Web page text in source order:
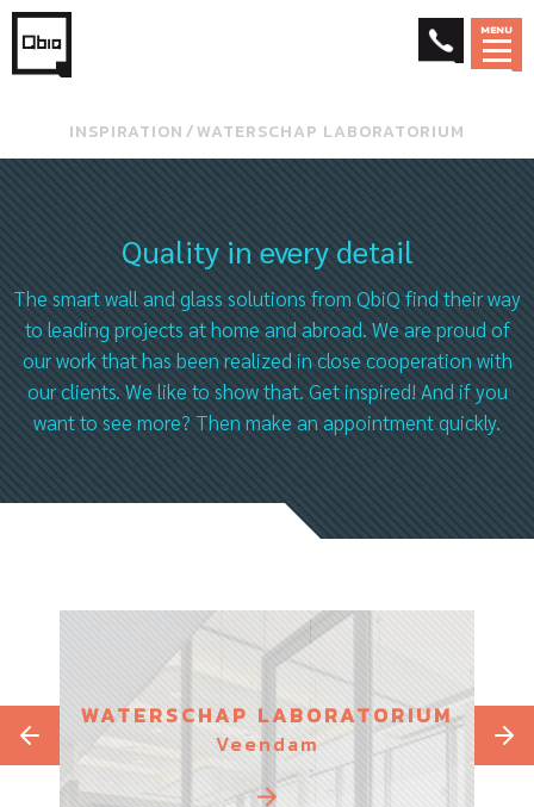
MENU
INSPIRATION ⁄WATERSCHAP LABORATORIUM
Quality in every detail
The smart wall and glass solutions from QbiQ find their way
to leading projects at home and abroad. We are proud of
our work that has been realized in close cooperation with
our clients. We like to show that. Get inspired! And if you
want to see more? Then make an appointment quickly.
WATERSCHAP LABORATORIUM
Veendam